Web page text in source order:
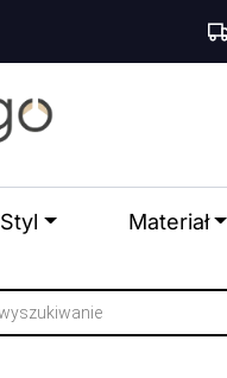
Styl Materiał